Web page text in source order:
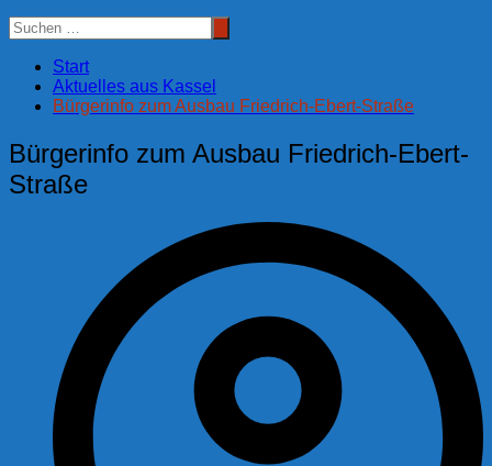
Start
Aktuelles aus Kassel
Bürgerinfo zum Ausbau Friedrich-Ebert-Straße
Bürgerinfo zum Ausbau Friedrich-Ebert-
Straße